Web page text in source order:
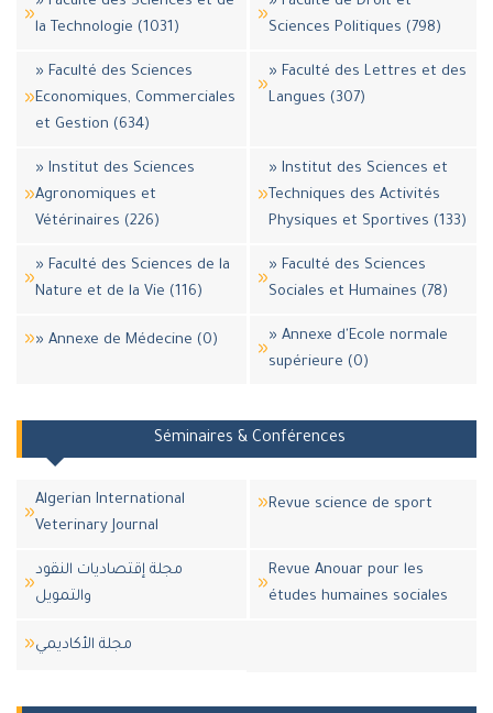
la Technologie (1031)
Sciences Politiques (798)
» Faculté des Sciences
Economiques, Commerciales
et Gestion (634)
» Faculté des Lettres et des
Langues (307)
» Institut des Sciences
Agronomiques et
Vétérinaires (226)
» Institut des Sciences et
Techniques des Activités
Physiques et Sportives (133)
» Faculté des Sciences de la
Nature et de la Vie (116)
» Faculté des Sciences
Sociales et Humaines (78)
» Annexe de Médecine (0)
» Annexe d'Ecole normale
supérieure (0)
Séminaires & Conférences
Algerian International
Veterinary Journal
Revue science de sport
مجلة إقتصاديات النقود
والتمويل
Revue Anouar pour les
études humaines sociales
مجلة اﻷكاديمي